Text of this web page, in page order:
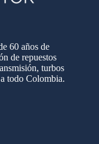
60 años de
de repuestos
turbos
todo Colombia.